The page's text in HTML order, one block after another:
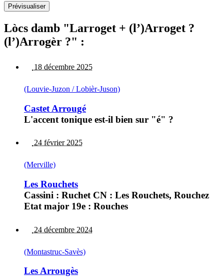
Lòcs damb "Larroget + (l’)Arroget ?
(l’)Arrogèr ?" :
18 décembre 2025
(Louvie-Juzon / Lobièr-Juson)
Castet Arrougé
L'accent tonique est-il bien sur "é" ?
24 février 2025
(Merville)
Les Rouchets
Cassini : Ruchet CN : Les Rouchets, Rouchez
Etat major 19e : Rouches
24 décembre 2024
(Montastruc-Savès)
Les Arrougès